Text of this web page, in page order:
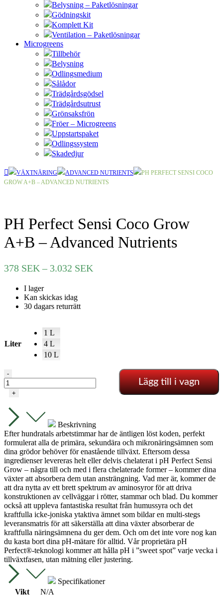
Belysning – Paketlösningar
Gödningskit
Komplett Kit
Ventilation – Paketlösningar
Microgreens
Tillbehör
Belysning
Odlingsmedium
Sålådor
Trädgårdsgödsel
Trädgårdsutrust
Grönsaksfrön
Fröer – Microgreens
Uppstartspaket
Odlingssystem
Skadedjur
VÄXTNÄRING ADVANCED NUTRIENTS
PH PERFECT SENSI COCO
GROW A+B – ADVANCED NUTRIENTS
PH Perfect Sensi Coco Grow
A+B – Advanced Nutrients
378 SEK – 3.032 SEK
I lager
Kan skickas idag
30 dagars returrätt
Liter
1 L
4 L
10 L
PH
Perfect
Sensi
Grow
A+B
Advanced
Nutrients
mängd
-
+
Lägg till i vagn
Beskrivning
Efter hundratals arbetstimmar har de äntligen löst koden, perfekt
formulerat alla de primära, sekundära och mikronäringsämnen som
dina grödor behöver för enastående tillväxt. Eftersom dessa
ingredienser levereras helt eller delvis chelaterat i pH Perfect Sensi
Grow – några till och med i flera chelaterade former – kommer dina
växter att absorbera dem utan ansträngning. Vad mer är, kommer de
att dra nytta av ett brett spektrum av aminosyror för att driva
konstruktionen av cellväggar i rötter, stammar och blad. Du kommer
också att uppleva fantastiska resultat från humussyra och det
kraftfulla icke-joniska ytaktiva ämnet som bildar en multi-stegs
leveransmatris för att säkerställa att dina växter absorberar de
kraftfulla näringsämnena du ger dem. Och om det inte vore nog kan
du kasta bort dina pH-mätare för alltid. Vår proprietära pH
Perfect®-teknologi kommer att hålla pH i ”sweet spot” varje vecka i
tillväxtfasen, utan mätning eller justering.
Specifikationer
Vikt
N/A